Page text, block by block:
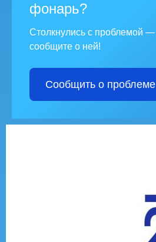
фонарь?
Столкнулись с проблемой —
сообщите о ней!
Сообщить о проблеме